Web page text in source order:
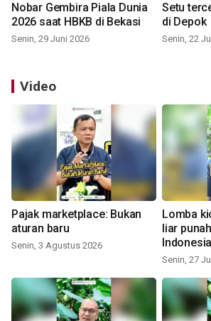
Nobar Gembira Piala Dunia
2026 saat HBKB di Bekasi
Senin, 29 Juni 2026
Setu
di Depok
Senin, 22
Video
Pajak marketplace: Bukan
aturan baru
Senin, 3 Agustus 2026
Lomba
liar
Indonesia
Senin, 27